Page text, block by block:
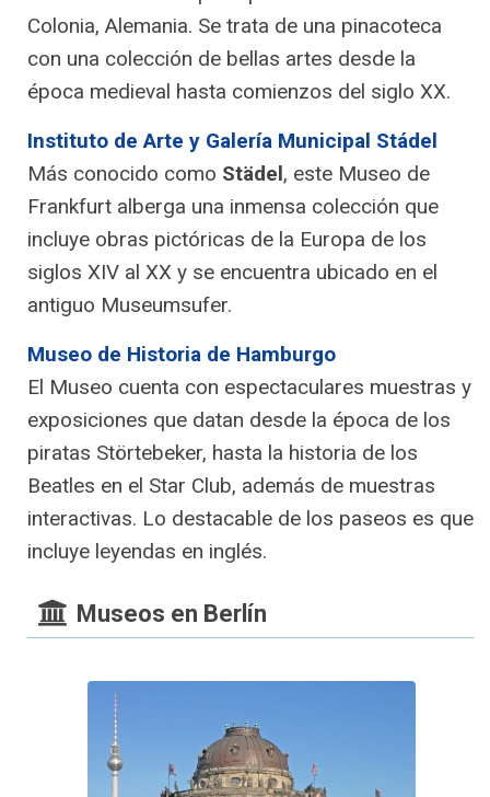
Colonia, Alemania. Se trata de una pinacoteca
con una colección de bellas artes desde la
época medieval hasta comienzos del siglo XX.
Instituto de Arte y Galería Municipal Stádel
Más conocido como Städel, este Museo de
Frankfurt alberga una inmensa colección que
incluye obras pictóricas de la Europa de los
siglos XIV al XX y se encuentra ubicado en el
antiguo Museumsufer.
Museo de Historia de Hamburgo
El Museo cuenta con espectaculares muestras y
exposiciones que datan desde la época de los
piratas Störtebeker, hasta la historia de los
Beatles en el Star Club, además de muestras
interactivas. Lo destacable de los paseos es que
incluye leyendas en inglés.
Museos en Berlín